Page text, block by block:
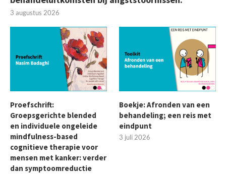
3 augustus 2026
Proefschrift:
Groepsgerichte blended
en individuele ongeleide
mindfulness-based
cognitieve therapie voor
mensen met kanker: verder
dan symptoomreductie
Boekje: Afronden van een
behandeling; een reis met
eindpunt
3 juli 2026